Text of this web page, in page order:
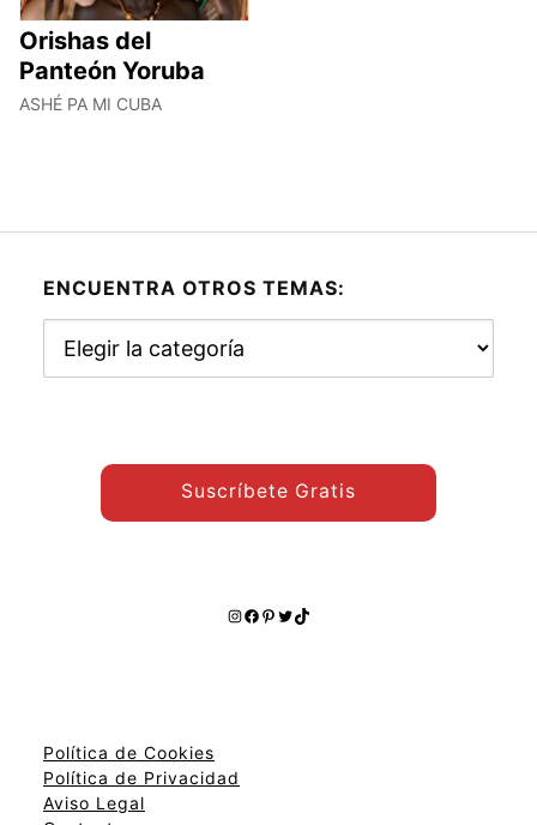
Orishas del
Panteón Yoruba
ASHÉ PA MI CUBA
ENCUENTRA OTROS TEMAS:
otros
Suscríbete Gratis
Instagram
Facebook
Pinterest
Twitter
TikTok
Política de Cookies
Política de Privacidad
Aviso Legal